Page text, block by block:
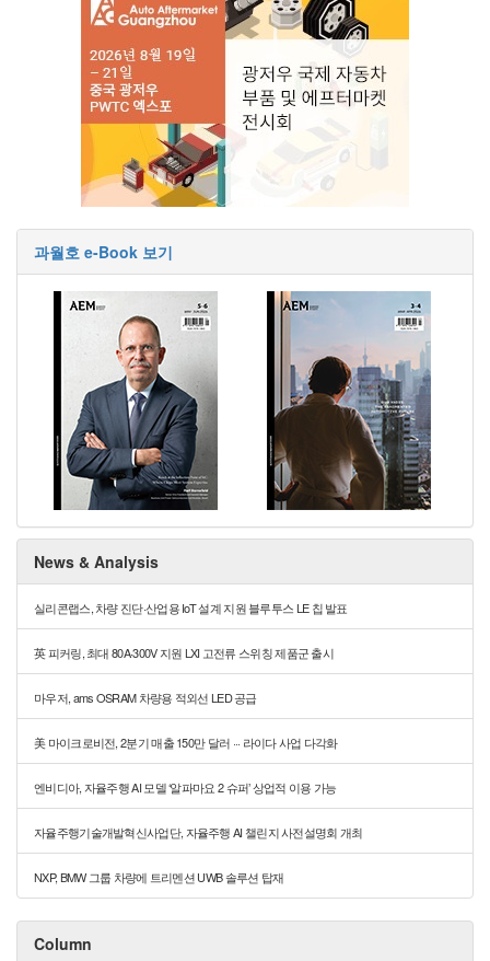
과월호 e-Book 보기
News & Analysis
실리콘랩스, 차량 진단·산업용 IoT 설계 지원 블루투스 LE 칩 발표
英 피커링, 최대 80A·300V 지원 LXI 고전류 스위칭 제품군 출시
마우저, ams OSRAM 차량용 적외선 LED 공급
美 마이크로비전, 2분기 매출 150만 달러 ··· 라이다 사업 다각화
엔비디아, 자율주행 AI 모델 ‘알파마요 2 슈퍼’ 상업적 이용 가능
자율주행기술개발혁신사업단, 자율주행 AI 챌린지 사전설명회 개최
NXP, BMW 그룹 차량에 트리멘션 UWB 솔루션 탑재
Column